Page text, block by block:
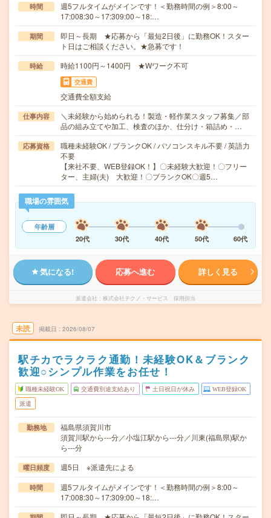
時間
週5フルタイムがメインです！＜勤務時間の例＞8:00～
17:008:30～17:309:00～18:…
期間
即日～長期 ★応募から「最短2日後」に勤務OK！スター
ト日はご相談ください。★急募です！
時給 時給1100円～1400円 ★Wワーク不可
交通費
交通費全額支給
仕事内容
＼未経験から始められる！製造・軽作業スタッフ募集／部
品の組み立てや加工、検査のほか、仕分け・箱詰め・…
応募資格
職種未経験OK / ブランクOK / パソコンスキル不要 / 英語力
不要
【来社不要、WEB登録OK！】〇未経験大歓迎！〇フリー
ター、主婦(夫) 大歓迎！〇ブランクOK〇週5…
職場の雰囲気
年齢層
20代
30代 40代 50代 60代
気になる! 応募へ進む 詳しく見る
派遣会社 株式会社テクノ・サービス 採用担当
未読 掲載日 2026/08/07
駅チカでラクラク通勤！未経験OK＆ブランク
歓迎○シンプル作業をお任せ！
職種未経験OK 交通費別途支給あり 土日祝日が休み WEB登録OK
派遣
勤務地
福島県須賀川市
須賀川駅から---分／小塩江駅から---分／川東(福島県)駅か
ら---分
曜日頻度 週5日 ※派遣先による
時間
週5フルタイムがメインです！＜勤務時間の例＞8:00～
17:008:30～17:309:00～18:…